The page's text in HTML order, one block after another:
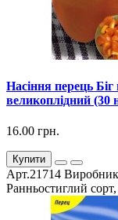
Насіння перець
великоплідний (30
16.00 грн.
Купити
Арт.21714
Ранньостиглий